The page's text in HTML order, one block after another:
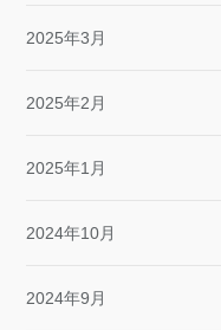
2025年3月
2025年2月
2025年1月
2024年10月
2024年9月